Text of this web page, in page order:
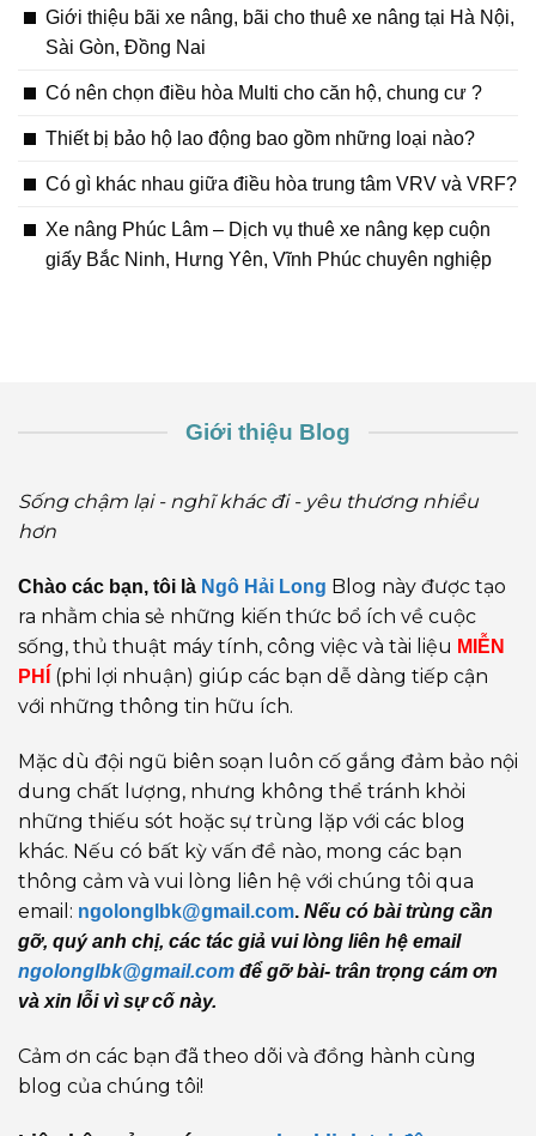
Giới thiệu bãi xe nâng, bãi cho thuê xe nâng tại Hà Nội,
Sài Gòn, Đồng Nai
Có nên chọn điều hòa Multi cho căn hộ, chung cư ?
Thiết bị bảo hộ lao động bao gồm những loại nào?
Có gì khác nhau giữa điều hòa trung tâm VRV và VRF?
Xe nâng Phúc Lâm – Dịch vụ thuê xe nâng kẹp cuộn
giấy Bắc Ninh, Hưng Yên, Vĩnh Phúc chuyên nghiệp
Giới thiệu Blog
Sống chậm lại - nghĩ khác đi - yêu thương nhiều
hơn
Chào các bạn, tôi là Ngô Hải Long Blog này được tạo
ra nhằm chia sẻ những kiến thức bổ ích về cuộc
sống, thủ thuật máy tính, công việc và tài liệu MIỄN
PHÍ
(phi lợi nhuận) giúp các bạn dễ dàng tiếp cận
với những thông tin hữu ích.
Mặc dù đội ngũ biên soạn luôn cố gắng đảm bảo nội
dung chất lượng, nhưng không thể tránh khỏi
những thiếu sót hoặc sự trùng lặp với các blog
khác. Nếu có bất kỳ vấn đề nào, mong các bạn
thông cảm và vui lòng liên hệ với chúng tôi qua
email: ngolonglbk@gmail.com. Nếu có bài trùng cần
gỡ, quý anh chị, các tác giả vui lòng liên hệ email
ngolonglbk@gmail.com để gỡ bài- trân trọng cám ơn
và xin lỗi vì sự cố này.
Cảm ơn các bạn đã theo dõi và đồng hành cùng
blog của chúng tôi!